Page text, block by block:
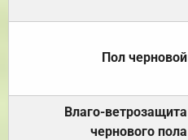
Пол черновой
Влаго-ветрозащита
чернового пола